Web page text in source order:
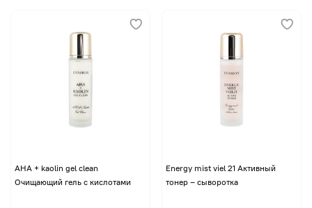
AHA + kaolin gel clean
Очищающий гель с кислотами
Energy mist viel 21 Активный
тонер – сыворотка